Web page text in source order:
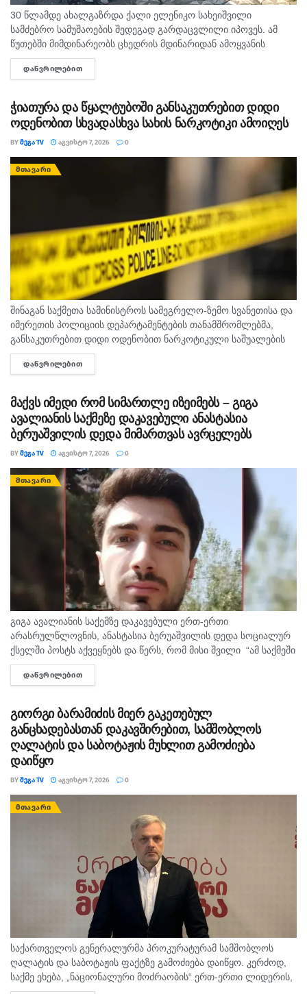
30 წლამდე ახალგაზრდა ქალი ელენიკო სახეიშვილი
სამძებრო სამუშაოების შედეგად გარდაცვლილი იპოვეს. ამ
წუთებში მიმდინარეობს ცხედრის მდინარიდან ამოყვანის
ოპერაცია. ინფორმაციას ,,თაიმერი" ავრცელებს.
ᲓᲐᲬᲕᲠᲘᲚᲔᲑᲘᲗ
ჭიათურა და წყალტუბოში განსაკუთრებით დიდი
ოდენობით სხვადასხვა სახის ნარკოტიკი ამოიღეს
BYᲛᲔᲒᲐ TV ᲐᲒᲕᲘᲡᲢᲝ 7, 2026 0
ᲛᲗᲐᲕᲐᲠᲘ
შინაგან საქმეთა სამინისტროს სამეგრელო-ზემო სვანეთისა და
იმერეთის პოლიციის დეპარტამენტების თანამშრომლებმა,
განსაკუთრებით დიდი ოდენობით ნარკოტიკული საშუალების
უკანონო შეძენა-შენახვისა და რეალიზაციის ხელშეწყობის,
ასევე ნარკოტიკული ნივთიერების შემცველი მცენარის
ᲓᲐᲬᲕᲠᲘᲚᲔᲑᲘᲗ
მაქვს იმედი რომ სიმართლე იზეიმებს – გიგა
ავალიანის საქმეზე დაკავებული ანასტასია
ბერუაშვილის დედა მიმართვას ავრცელებს
BYᲛᲔᲒᲐ TV ᲐᲒᲕᲘᲡᲢᲝ 7, 2026 0
ᲛᲗᲐᲕᲐᲠᲘ
გიგა ავალიანის საქემზე დაკავებული ერთ-ერთი
არასრულწლოვნის, ანასტასია ბერუაშვილის დედა სოციალურ
ქსელში პოსტს აქვეყნებს და წერს, რომ მისი შვილი “ამ საქმეში
მართლაც რომ თავში კი არა შუაშიც არაა.“ მისი თქმით, ის
რომ...
ᲓᲐᲬᲕᲠᲘᲚᲔᲑᲘᲗ
გიორგი ბარამიძის მიერ გაკეთებულ
განცხადებასთან დაკავშირებით, სამშობლოს
ღალატის და საბოტაჟის მუხლით გამოძიება
დაიწყო
BYᲛᲔᲒᲐ TV ᲐᲒᲕᲘᲡᲢᲝ 7, 2026 0
ᲛᲗᲐᲕᲐᲠᲘ
საქართველოს გენერალურმა პროკურატურამ სამშობლოს
ღალატის და საბოტაჟის ფაქტზე გამოძიება დაიწყო. კერძოდ,
საქმე ეხება, „ნაციონალური მოძრაობის“ ერთ-ერთი ლიდერის,
გიორგი ბარამიძის მიერ იაგო ხვიჩიასთვის მიცემულ